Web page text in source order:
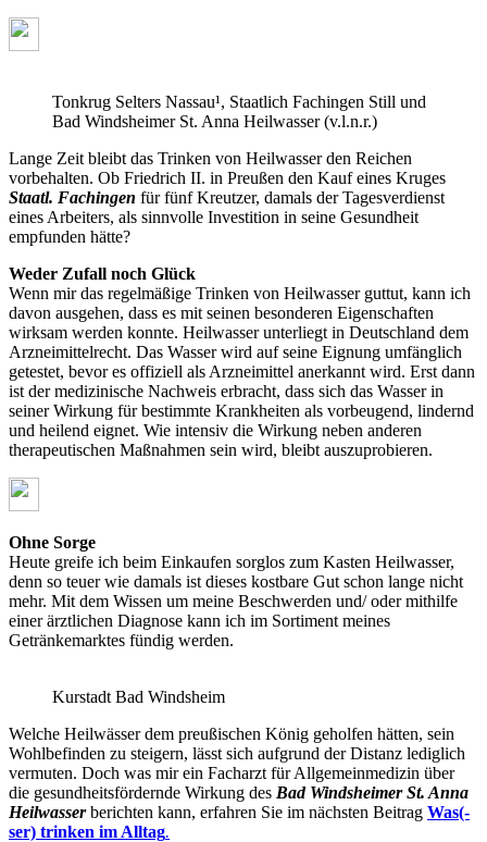
Tonkrug Selters Nassau¹, Staatlich Fachingen Still und
Bad Windsheimer St. Anna Heilwasser (v.l.n.r.)
Lange Zeit bleibt das Trinken von Heilwasser den Reichen
vorbehalten. Ob Friedrich II. in Preußen den Kauf eines Kruges
Staatl. Fachingen für fünf Kreutzer, damals der Tagesverdienst
eines Arbeiters, als sinnvolle Investition in seine Gesundheit
empfunden hätte?
Weder Zufall noch Glück
Wenn mir das regelmäßige Trinken von Heilwasser guttut, kann ich
davon ausgehen, dass es mit seinen besonderen Eigenschaften
wirksam werden konnte. Heilwasser unterliegt in Deutschland dem
Arzneimittelrecht. Das Wasser wird auf seine Eignung umfänglich
getestet, bevor es offiziell als Arzneimittel anerkannt wird. Erst dann
ist der medizinische Nachweis erbracht, dass sich das Wasser in
seiner Wirkung für bestimmte Krankheiten als vorbeugend, lindernd
und heilend eignet. Wie intensiv die Wirkung neben anderen
therapeutischen Maßnahmen sein wird, bleibt auszuprobieren.
Ohne Sorge
Heute greife ich beim Einkaufen sorglos zum Kasten Heilwasser,
denn so teuer wie damals ist dieses kostbare Gut schon lange nicht
mehr. Mit dem Wissen um meine Beschwerden und/ oder mithilfe
einer ärztlichen Diagnose kann ich im Sortiment meines
Getränkemarktes fündig werden.
Kurstadt Bad Windsheim
Welche Heilwässer dem preußischen König geholfen hätten, sein
Wohlbefinden zu steigern, lässt sich aufgrund der Distanz lediglich
vermuten. Doch was mir ein Facharzt für Allgemeinmedizin über
die gesundheitsfördernde Wirkung des Bad Windsheimer St. Anna
Heilwasserberichten kann, erfahren Sie im nächsten Beitrag Was(-
ser) trinken im Alltag.